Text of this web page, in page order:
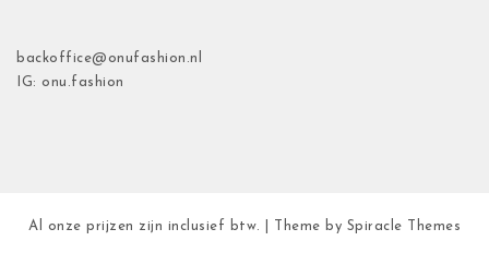
backoffice@onufashion.nl
IG: onu.fashion
Al onze prijzen zijn inclusief btw. | Theme by Spiracle Themes